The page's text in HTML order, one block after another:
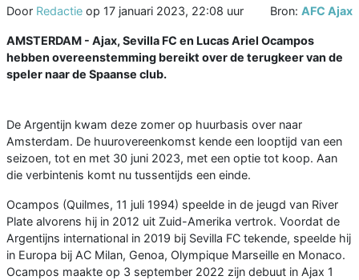
Door Redactie op 17 januari 2023, 22:08 uur Bron: AFC Ajax
AMSTERDAM - Ajax, Sevilla FC en Lucas Ariel Ocampos
hebben overeenstemming bereikt over de terugkeer van de
speler naar de Spaanse club.
De Argentijn kwam deze zomer op huurbasis over naar
Amsterdam. De huurovereenkomst kende een looptijd van een
seizoen, tot en met 30 juni 2023, met een optie tot koop. Aan
die verbintenis komt nu tussentijds een einde.
Ocampos (Quilmes, 11 juli 1994) speelde in de jeugd van River
Plate alvorens hij in 2012 uit Zuid-Amerika vertrok. Voordat de
Argentijns international in 2019 bij Sevilla FC tekende, speelde hij
in Europa bij AC Milan, Genoa, Olympique Marseille en Monaco.
Ocampos maakte op 3 september 2022 zijn debuut in Ajax 1